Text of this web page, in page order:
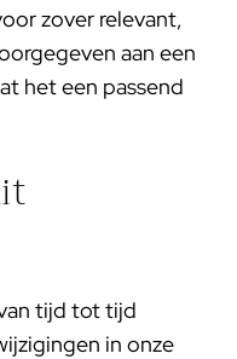
zover relevant,
aan een
het een passend
tijd tot tijd
in onze